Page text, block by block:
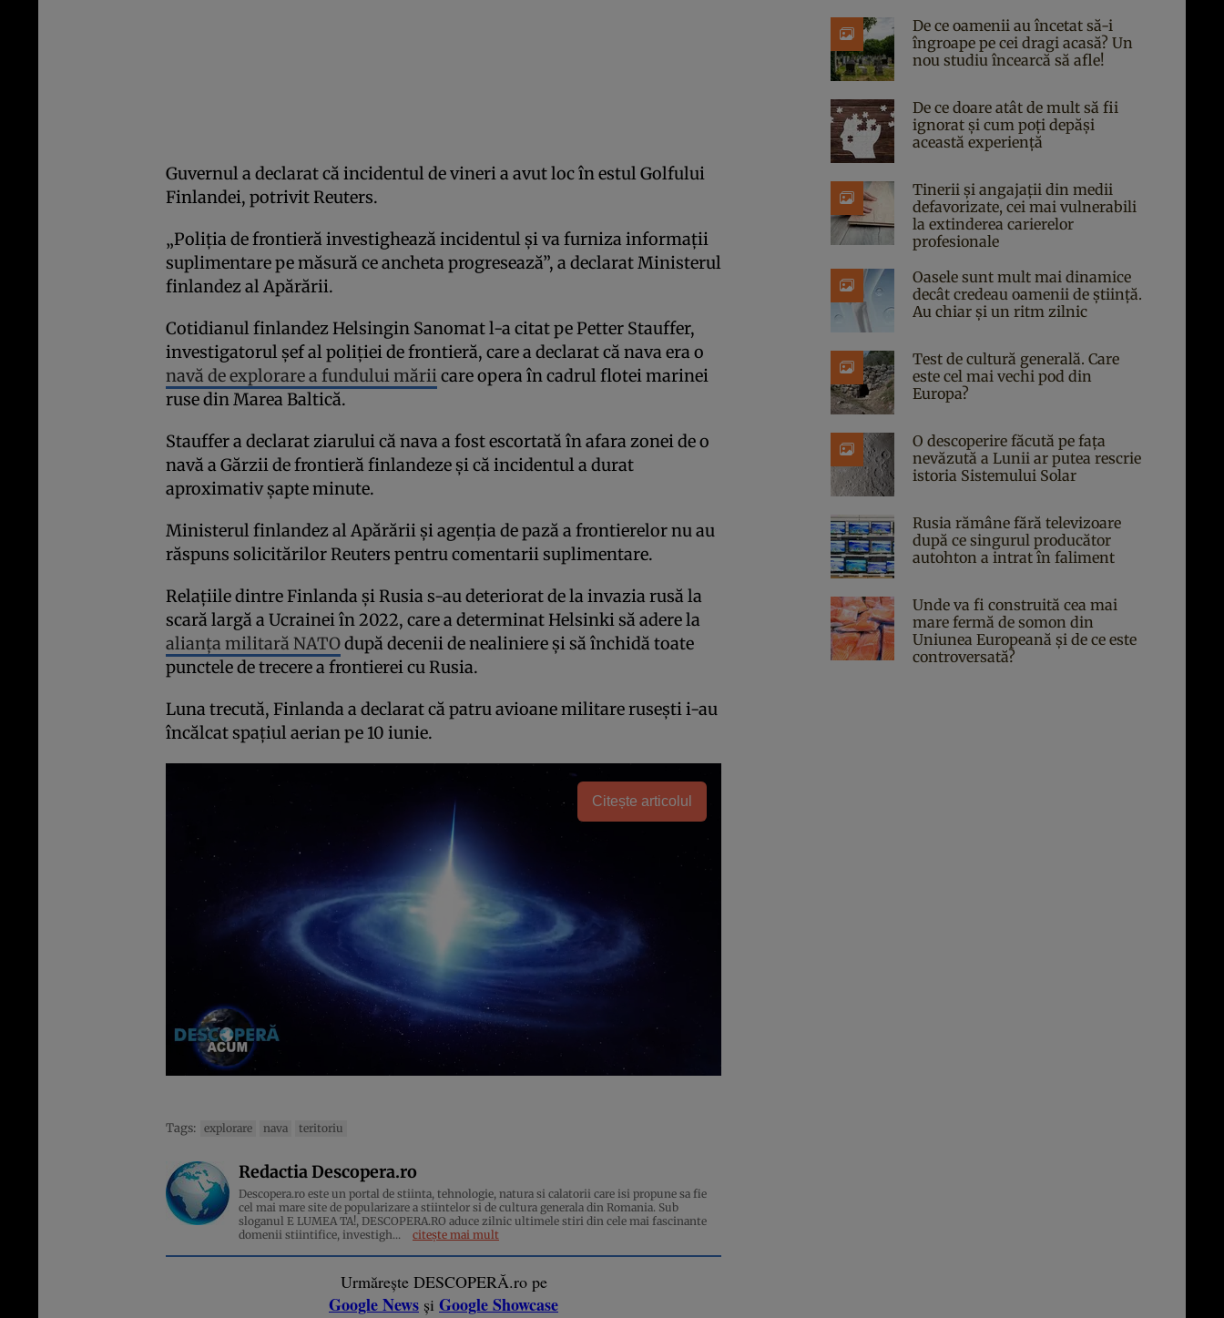
Guvernul a declarat că incidentul de vineri a avut loc în estul Golfului
Finlandei, potrivit Reuters.
„Poliția de frontieră investighează incidentul și va furniza informații
suplimentare pe măsură ce ancheta progresează”, a declarat Ministerul
finlandez al Apărării.
Cotidianul finlandez Helsingin Sanomat l-a citat pe Petter Stauffer,
investigatorul șef al poliției de frontieră, care a declarat că nava era o
navă de explorare a fundului măriicare opera în cadrul flotei marinei
ruse din Marea Baltică.
Stauffer a declarat ziarului că nava a fost escortată în afara zonei de o
navă a Gărzii de frontieră finlandeze și că incidentul a durat
aproximativ șapte minute.
Ministerul finlandez al Apărării și agenția de pază a frontierelor nu au
răspuns solicitărilor Reuters pentru comentarii suplimentare.
Relațiile dintre Finlanda și Rusia s-au deteriorat de la invazia rusă la
scară largă a Ucrainei în 2022, care a determinat Helsinki să adere la
alianța militară NATOdupă decenii de nealiniere și să închidă toate
punctele de trecere a frontierei cu Rusia.
Luna trecută, Finlanda a declarat că patru avioane militare rusești i-au
încălcat spațiul aerian pe 10 iunie.
Citește articolul
Tags: explorare nava teritoriu
Redactia Descopera.ro
Descopera.ro este un portal de stiinta, tehnologie, natura si calatorii care isi propune sa fie
cel mai mare site de popularizare a stiintelor si de cultura generala din Romania. Sub
sloganul E LUMEA TA!, DESCOPERA.RO aduce zilnic ultimele stiri din cele mai fascinante
domenii stiintifice, investigh...
citește mai mult
Urmărește DESCOPERĂ.ro pe
Google News și Google Showcase
De ce oamenii au încetat să-i
îngroape pe cei dragi acasă? Un
nou studiu încearcă să afle!
De ce doare atât de mult să fii
ignorat și cum poți depăși
această experiență
Tinerii și angajații din medii
defavorizate, cei mai vulnerabili
la extinderea carierelor
profesionale
Oasele sunt mult mai dinamice
decât credeau oamenii de știință.
Au chiar și un ritm zilnic
Test de cultură generală. Care
este cel mai vechi pod din
Europa?
O descoperire făcută pe fața
nevăzută a Lunii ar putea rescrie
istoria Sistemului Solar
Rusia rămâne fără televizoare
după ce singurul producător
autohton a intrat în faliment
Unde va fi construită cea mai
mare fermă de somon din
Uniunea Europeană și de ce este
controversată?